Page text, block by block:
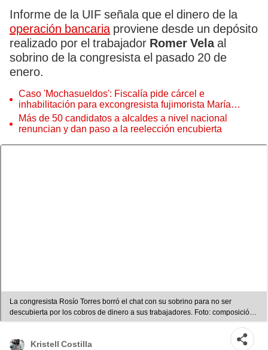
Informe de la UIF señala que el dinero de la
operación bancariaproviene desde un depósito
realizado por el trabajador Romer Velaal
sobrino de la congresista el pasado 20 de
enero.
Caso 'Mochasueldos': Fiscalía pide cárcel e
inhabilitación para excongresista fujimorista María
Cordero Jon Tay
Más de 50 candidatos a alcaldes a nivel nacional
renuncian y dan paso a la reelección encubierta
La congresista Rosío Torres borró el chat con su sobrino para no ser
descubierta por los cobros de dinero a sus trabajadores. Foto: composición
Fabrizio Oviedo - Video: Latina Noticias
Kristell Costilla